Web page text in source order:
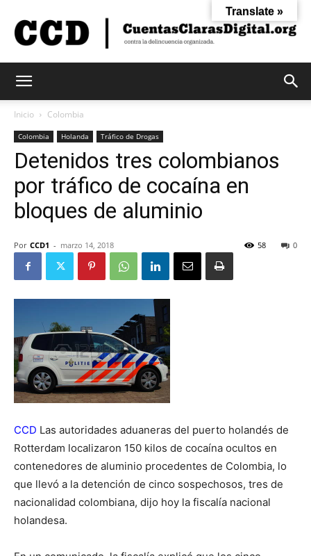
Claras
Digital
Inicio Colombia
Colombia Holanda Tráfico de Drogas
Detenidos tres colombianos
por tráfico de cocaína en
bloques de aluminio
Por CCD1 - marzo 14, 2018 0
58
CCD Las autoridades aduaneras del puerto holandés de
Rotterdam localizaron 150 kilos de cocaína ocultos en
contenedores de aluminio procedentes de Colombia, lo
que llevó a la detención de cinco sospechosos, tres de
nacionalidad colombiana, dijo hoy la fiscalía nacional
holandesa.
Translate »